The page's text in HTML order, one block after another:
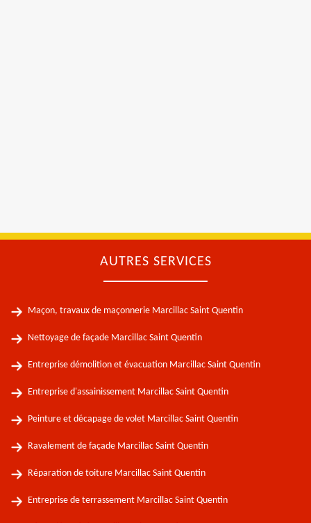
AUTRES SERVICES
Maçon, travaux de maçonnerie Marcillac Saint Quentin
Nettoyage de façade Marcillac Saint Quentin
Entreprise démolition et évacuation Marcillac Saint Quentin
Entreprise d'assainissement Marcillac Saint Quentin
Peinture et décapage de volet Marcillac Saint Quentin
Ravalement de façade Marcillac Saint Quentin
Réparation de toiture Marcillac Saint Quentin
Entreprise de terrassement Marcillac Saint Quentin